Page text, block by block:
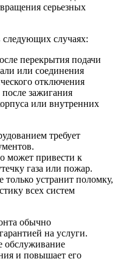
серьезных
следующих случаях:
перекрытия подачи
или соединения
отключения
зажигания
или внутренних
требует
может привести к
газа или пожар.
устранит поломку,
всех систем
обычно
на услуги.
обслуживание
и повышает его